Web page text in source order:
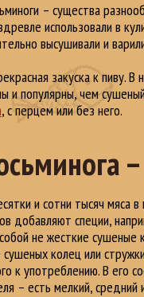
– существа
использовали в
высушивали и
закуска к
и популярны, чем сушеный
, с перцем или без него.
и сотни тысяч мяса
добавляют специи,
не жесткие сушеные
колец или
к употреблению. В его
– есть мелкий, средний